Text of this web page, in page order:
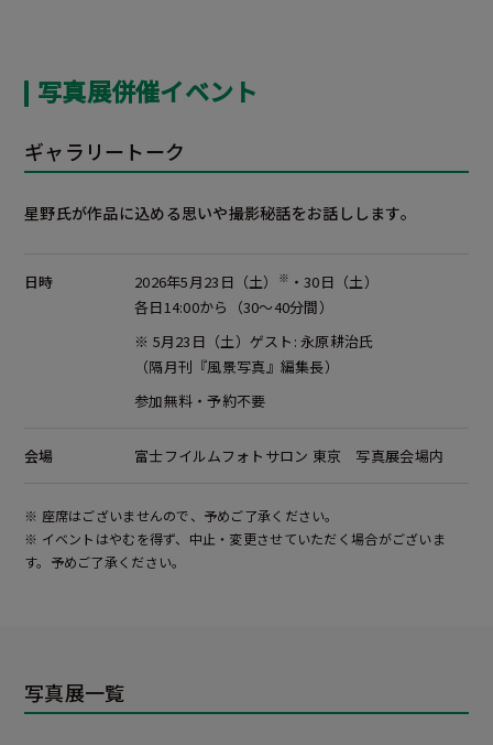
写真展併催イベント
ギャラリートーク
星野氏が作品に込める思いや撮影秘話をお話しします。
日時 2026年5月23日（土） ※ ・30日（土）
各日14:00から（30～40分間）
※ 5月23日（土）ゲスト: 永原耕治氏
（隔月刊『風景写真』編集長）
参加無料・予約不要
会場 富士フイルムフォトサロン 東京 写真展会場内
※ 座席はございませんので、予めご了承ください。
※ イベントはやむを得ず、中止・変更させていただく場合がございま
す。予めご了承ください。
写真展一覧